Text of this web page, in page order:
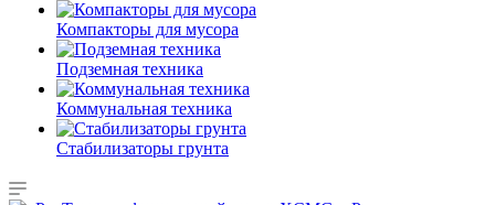
Компакторы для мусора
Подземная техника
Коммунальная техника
Стабилизаторы грунта